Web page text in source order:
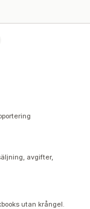
avgifter,
utan krångel.